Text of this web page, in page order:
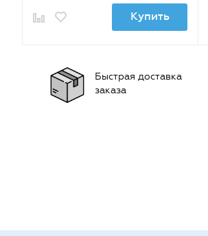
Купить
Быстрая доставка
заказа